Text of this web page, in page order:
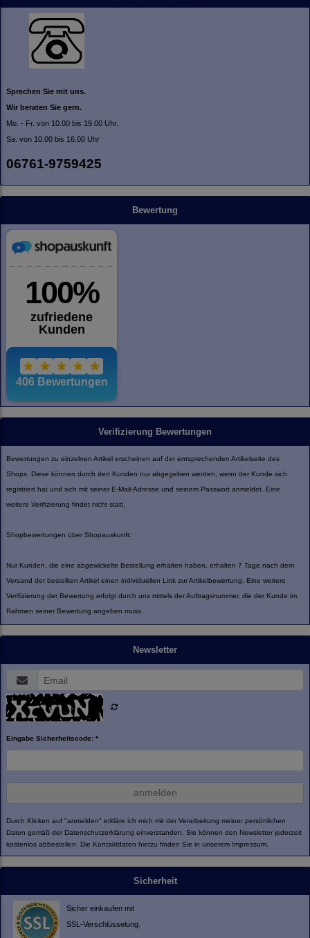
Sprechen Sie mit uns.
Wir beraten Sie gern.
Mo. - Fr. von 10.00 bis 19.00 Uhr.
Sa. von 10.00 bis 16.00 Uhr
06761-9759425
Bewertung
Verifizierung Bewertungen
Bewertungen zu einzelnen Artikel erscheinen auf der entsprechenden Artikelseite des
Shops. Diese können durch den Kunden nur abgegeben werden, wenn der Kunde sich
registriert hat und sich mit seiner E-Mail-Adresse und seinem Passwort anmeldet. Eine
weitere Verifizierung findet nicht statt.
Shopbewertungen über Shopauskunft:
Nur Kunden, die eine abgewickelte Bestellung erhalten haben, erhalten 7 Tage nach dem
Versand der bestellten Artikel einen individuellen Link zur Artikelbewertung. Eine weitere
Verifizierung der Bewertung erfolgt durch uns mittels der Auftragsnummer, die der Kunde im
Rahmen seiner Bewertung angeben muss.
Newsletter
Eingabe Sicherheitscode: *
anmelden
Durch Klicken auf "anmelden" erkläre ich mich mit der Verarbeitung meiner persönlichen
Daten gemäß der Datenschutzerklärung einverstanden. Sie können den Newsletter jederzeit
kostenlos abbestellen. Die Kontaktdaten hierzu finden Sie in unserem Impressum.
Sicherheit
Sicher einkaufen mit
SSL-Verschlüsselung.